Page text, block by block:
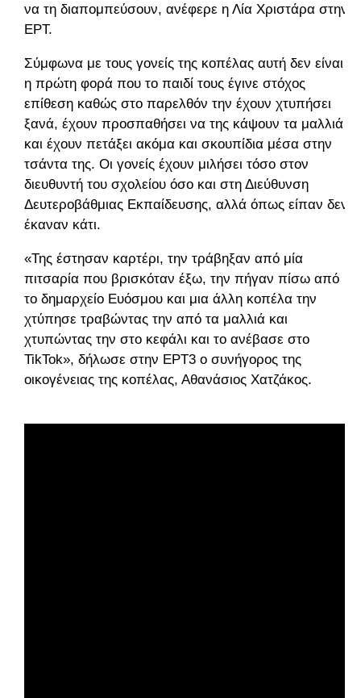
να τη διαπομπεύσουν, ανέφερε η Λία Χριστάρα στην
ΕΡΤ.
Σύμφωνα με τους γονείς της κοπέλας αυτή δεν είναι
η πρώτη φορά που το παιδί τους έγινε στόχος
επίθεση καθώς στο παρελθόν την έχουν χτυπήσει
ξανά, έχουν προσπαθήσει να της κάψουν τα μαλλιά
και έχουν πετάξει ακόμα και σκουπίδια μέσα στην
τσάντα της. Οι γονείς έχουν μιλήσει τόσο στον
διευθυντή του σχολείου όσο και στη Διεύθυνση
Δευτεροβάθμιας Εκπαίδευσης, αλλά όπως είπαν δεν
έκαναν κάτι.
«Της έστησαν καρτέρι, την τράβηξαν από μία
πιτσαρία που βρισκόταν έξω, την πήγαν πίσω από
το δημαρχείο Ευόσμου και μια άλλη κοπέλα την
χτύπησε τραβώντας την από τα μαλλιά και
χτυπώντας την στο κεφάλι και το ανέβασε στο
TikTok», δήλωσε στην ΕΡΤ3 ο συνήγορος της
οικογένειας της κοπέλας, Αθανάσιος Χατζάκος.